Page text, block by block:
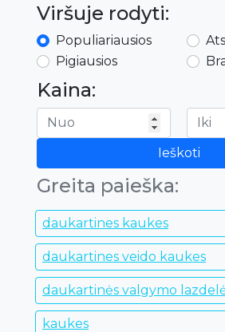
Viršuje rodyti:
Populiariausios
Pigiausios
Kaina:
Ieškoti
Greita paieška:
daukartines kaukes
daukartines veido kaukes
daukartinės valgymo
kaukes